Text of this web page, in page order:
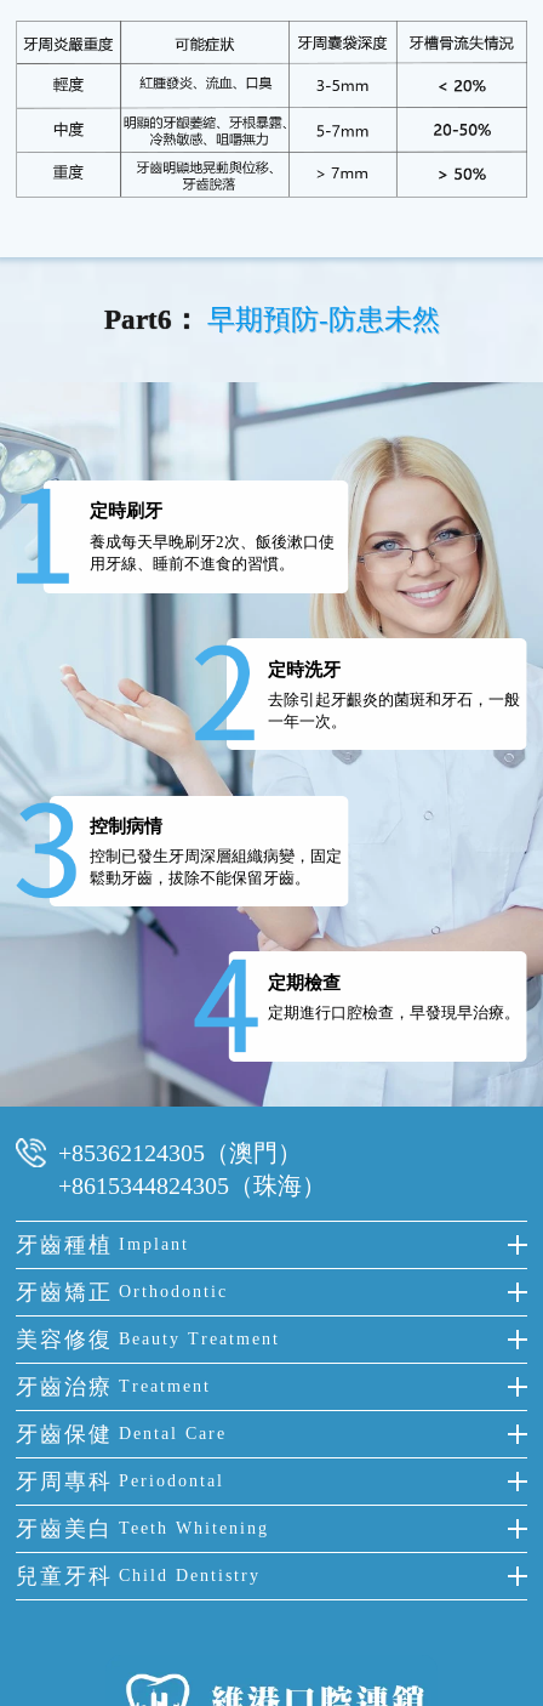
Part6： 早期預防-防患未然
定時刷牙
養成每天早晚刷牙2次、飯後漱口使
用牙線、睡前不進食的習慣。
定時洗牙
去除引起牙齦炎的菌斑和牙石，一般
一年一次。
控制病情
控制已發生牙周深層組織病變，固定
鬆動牙齒，拔除不能保留牙齒。
定期檢查
定期進行口腔檢查，早發現早治療。
+85362124305（澳門）
+8615344824305（珠海）
牙齒種植 Implant
種牙
單顆牙缺失
門牙缺失
多顆牙缺失
半口缺失
全口缺失
牙齒矯正 Orthodontic
隱形箍牙
前牙反頜
牙齒擁擠
牙齒前突
牙齒稀疏
美容修復 Beauty Treatment
全瓷牙
烤瓷牙
氟斑牙
四環素牙
活動假牙
牙貼面
牙齒治療 Treatment
補牙
智齒
根管治療
拔牙
牙痛
牙齒保健 Dental Care
正確刷牙
全國愛牙日
預防牙病
牙科通識
牙周專科 Periodontal
牙周炎
牙齦出血
牙齦炎
牙齒美白 Teeth Whitening
冷光美白
兒童牙科 Child Dentistry